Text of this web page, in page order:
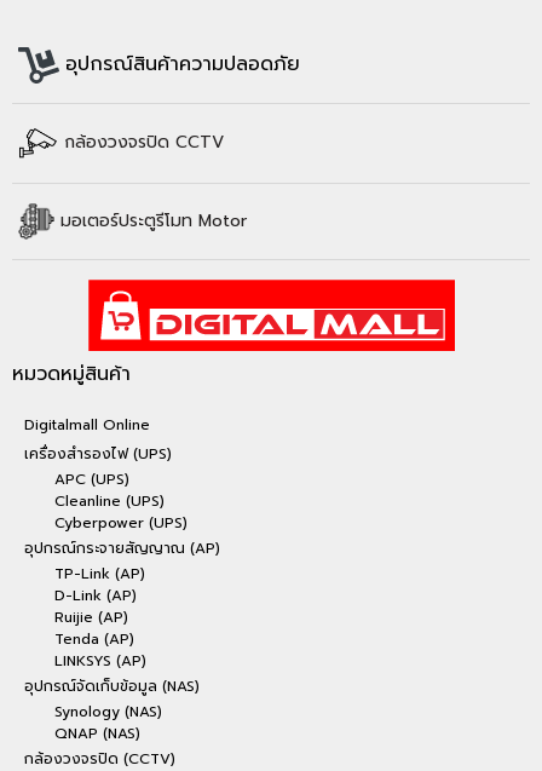
อุปกรณ์สินค้าความปลอดภัย
กล้องวงจรปิด CCTV
มอเตอร์ประตูรีโมท Motor
หมวดหมู่สินค้า
Digitalmall Online
เครื่องสำรองไฟ (UPS)
APC (UPS)
Cleanline (UPS)
Cyberpower (UPS)
อุปกรณ์กระจายสัญญาณ (AP)
TP-Link (AP)
D-Link (AP)
Ruijie (AP)
Tenda (AP)
LINKSYS (AP)
อุปกรณ์จัดเก็บข้อมูล (NAS)
Synology (NAS)
QNAP (NAS)
กล้องวงจรปิด (CCTV)